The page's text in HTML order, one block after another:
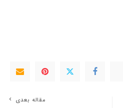
مقاله بعدی